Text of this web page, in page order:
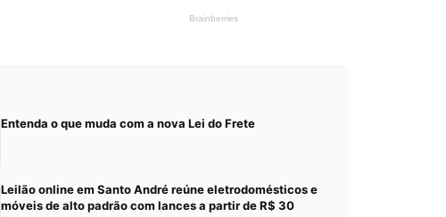
Entenda o que muda com a nova Lei do Frete
Leilão online em Santo André reúne eletrodomésticos e
móveis de alto padrão com lances a partir de R$ 30